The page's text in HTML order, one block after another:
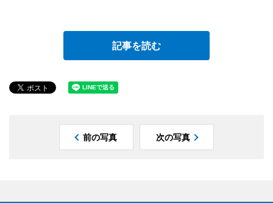
記事を読む
前の写真 次の写真